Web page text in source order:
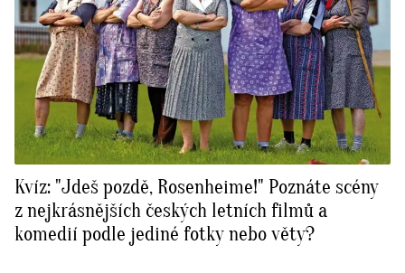
Kvíz: "Jdeš pozdě, Rosenheime!" Poznáte scény
z nejkrásnějších českých letních filmů a
komedií podle jediné fotky nebo věty?